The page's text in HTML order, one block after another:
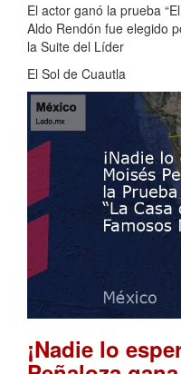
El actor ganó la prueba
Aldo Rendón fue elegido
la Suite del Líder
El Sol de Cuautla
¡Nadie lo